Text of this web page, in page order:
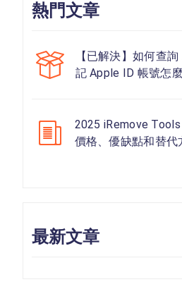
熱門文章
【已解決】如何查
記 Apple ID 帳號怎
2025 iRemove Tools
價格、優缺點和替代
最新文章